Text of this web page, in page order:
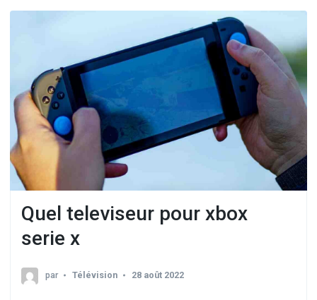
Quel televiseur pour xbox
serie x
par Télévision 28 août 2022